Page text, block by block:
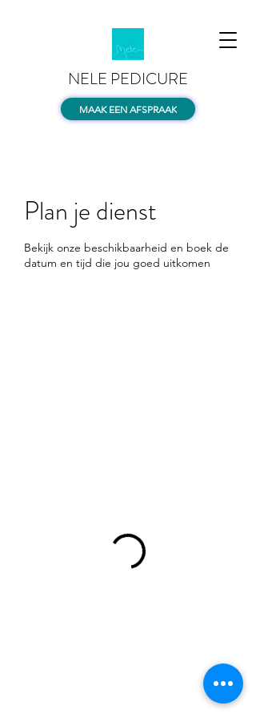
NELE PEDICURE
MAAK EEN AFSPRAAK
Plan je dienst
Bekijk onze beschikbaarheid en boek de
datum en tijd die jou goed uitkomen